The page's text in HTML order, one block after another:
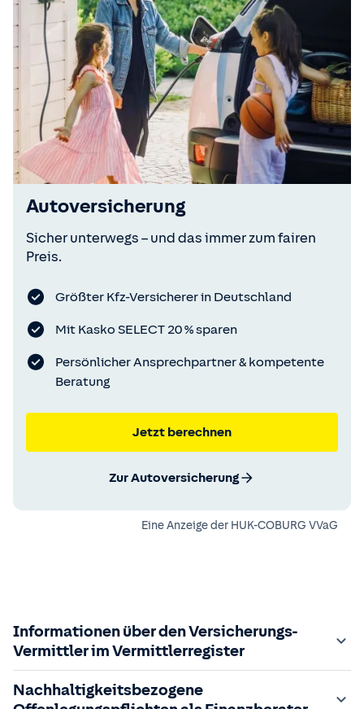
Autoversicherung
Sicher unterwegs – und das immer zum fairen
Preis.
Größter Kfz-Versicherer in Deutschland
Mit Kasko SELECT 20 % sparen
Persönlicher Ansprechpartner & kompetente
Beratung
Jetzt berechnen
Zur Autoversicherung
Eine Anzeige der HUK-COBURG VVaG
Informationen über den Versicherungs-
Vermittler im Vermittlerregister
Zuständige Aufsichtsbehörde:
Nachhaltigkeitsbezogene